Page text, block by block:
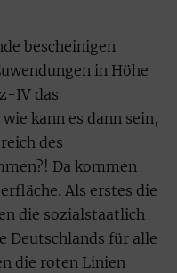
bescheinigen
in Höhe
IV das
kann es dann sein,
des
Da kommen
Als erstes die
die sozialstaatlich
Deutschlands für alle
die roten Linien